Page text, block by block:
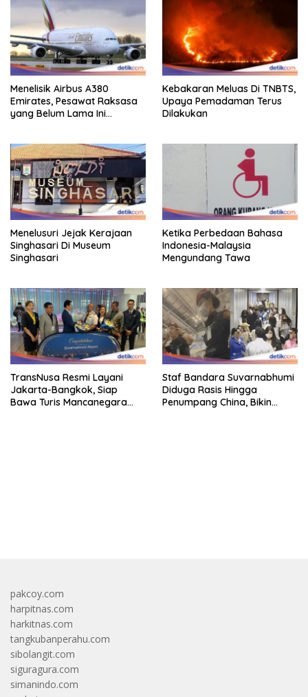
Menelisik Airbus A380
Emirates, Pesawat Raksasa
yang Belum Lama Ini
Kebakaran Meluas Di TNBTS,
Upaya Pemadaman Terus
Dilakukan
Menelusuri Jejak Kerajaan
Singhasari Di Museum
Singhasari
Ketika Perbedaan Bahasa
Indonesia-Malaysia
Mengundang Tawa
TransNusa Resmi Layani
Jakarta-Bangkok, Siap
Bawa Turis Mancanegara
Staf Bandara Suvarnabhumi
Diduga Rasis Hingga
Penumpang China, Bikin
pakcoy.com
harpitnas.com
harkitnas.com
tangkubanperahu.com
sibolangit.com
siguragura.com
simanindo.com